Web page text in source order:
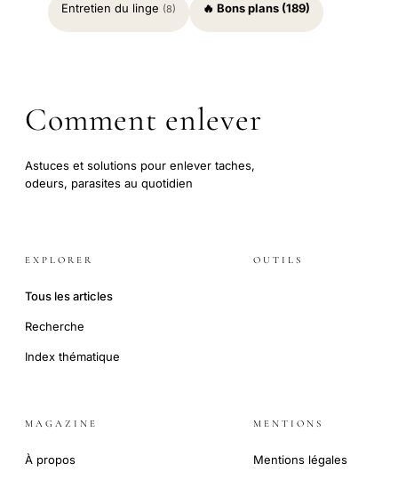
Entretien du linge (8) 🔥 Bons plans (189)
Comment enlever
Astuces et solutions pour enlever taches,
odeurs, parasites au quotidien
EXPLORER
Tous les articles
Recherche
Index thématique
OUTILS
MAGAZINE
À propos
MENTIONS
Mentions légales